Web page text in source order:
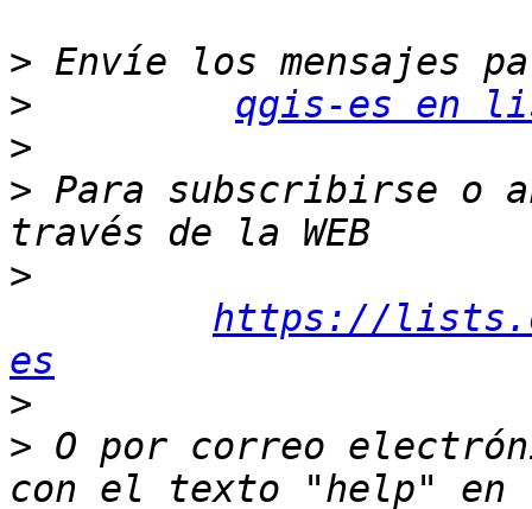
>
>
qgis-es en
>
> Para subscribirse o
>
https://
es
>
> O por correo